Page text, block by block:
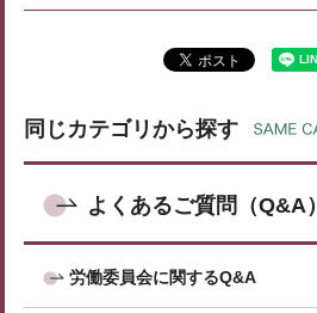
同じカテゴリから探す
よくあるご質問（Q&A）
労働委員会に関するQ&A